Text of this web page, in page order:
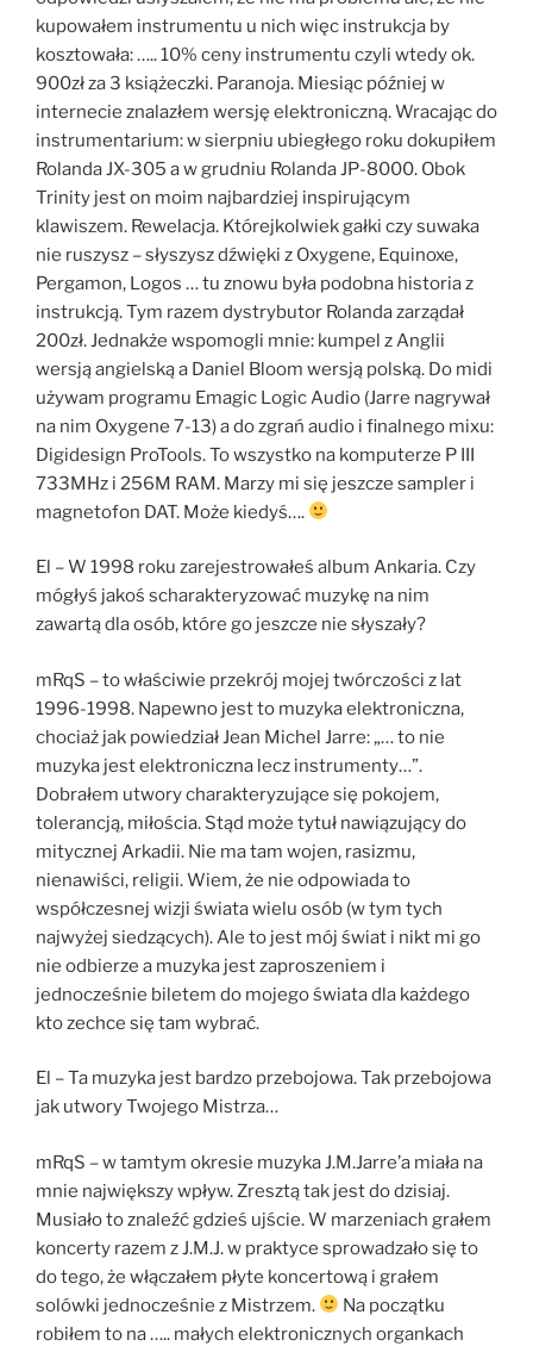
kupowałem instrumentu u nich więc instrukcja by
kosztowała: ….. 10% ceny instrumentu czyli wtedy ok.
900zł za 3 książeczki. Paranoja. Miesiąc później w
internecie znalazłem wersję elektroniczną. Wracając do
instrumentarium: w sierpniu ubiegłego roku dokupiłem
Rolanda JX-305 a w grudniu Rolanda JP-8000. Obok
Trinity jest on moim najbardziej inspirującym
klawiszem. Rewelacja. Którejkolwiek gałki czy suwaka
nie ruszysz – słyszysz dźwięki z Oxygene, Equinoxe,
Pergamon, Logos … tu znowu była podobna historia z
instrukcją. Tym razem dystrybutor Rolanda zarządał
200zł. Jednakże wspomogli mnie: kumpel z Anglii
wersją angielską a Daniel Bloom wersją polską. Do midi
używam programu Emagic Logic Audio (Jarre nagrywał
na nim Oxygene 7-13) a do zgrań audio i finalnego mixu:
Digidesign ProTools. To wszystko na komputerze P III
733MHz i 256M RAM. Marzy mi się jeszcze sampler i
magnetofon DAT. Może kiedyś….
El – W 1998 roku zarejestrowałeś album Ankaria. Czy
mógłyś jakoś scharakteryzować muzykę na nim
zawartą dla osób, które go jeszcze nie słyszały?
mRqS – to właściwie przekrój mojej twórczości z lat
1996-1998. Napewno jest to muzyka elektroniczna,
chociaż jak powiedział Jean Michel Jarre: „… to nie
muzyka jest elektroniczna lecz instrumenty…”.
Dobrałem utwory charakteryzujące się pokojem,
tolerancją, miłościa. Stąd może tytuł nawiązujący do
mitycznej Arkadii. Nie ma tam wojen, rasizmu,
nienawiści, religii. Wiem, że nie odpowiada to
współczesnej wizji świata wielu osób (w tym tych
najwyżej siedzących). Ale to jest mój świat i nikt mi go
nie odbierze a muzyka jest zaproszeniem i
jednocześnie biletem do mojego świata dla każdego
kto zechce się tam wybrać.
El – Ta muzyka jest bardzo przebojowa. Tak przebojowa
jak utwory Twojego Mistrza…
mRqS – w tamtym okresie muzyka J.M.Jarre’a miała na
mnie największy wpływ. Zresztą tak jest do dzisiaj.
Musiało to znaleźć gdzieś ujście. W marzeniach grałem
koncerty razem z J.M.J. w praktyce sprowadzało się to
do tego, że włączałem płyte koncertową i grałem
solówki jednocześnie z Mistrzem.
Na początku
robiłem to na ….. małych elektronicznych organkach